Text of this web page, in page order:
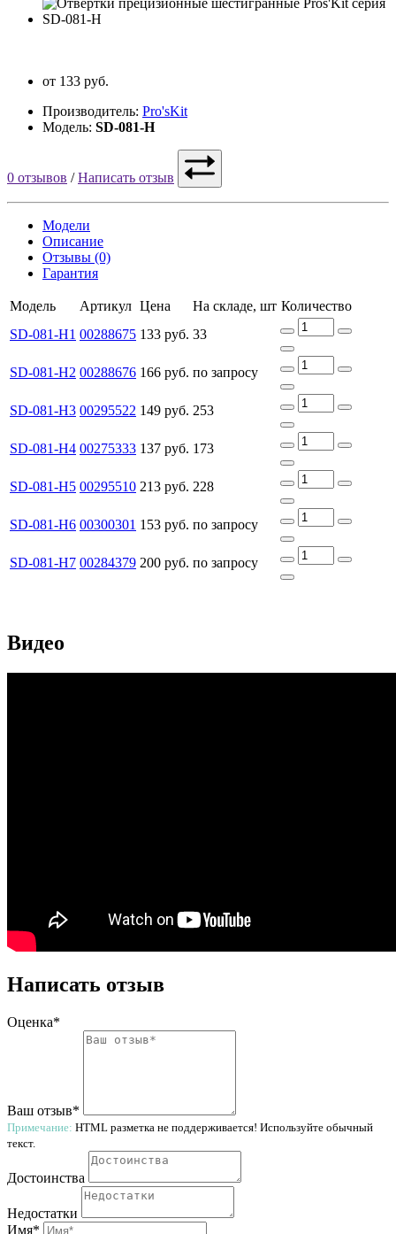
от 133 руб.
Производитель: Pro'sKit
Модель: SD-081-H
0 отзывов /Написать отзыв
Модели
Описание
Отзывы (0)
Гарантия
Модель Артикул Цена На складе, шт Количество
SD-081-H1 00288675 133 руб. 33
SD-081-H2 00288676 166 руб. по запросу
SD-081-H3 00295522 149 руб. 253
SD-081-H4 00275333 137 руб. 173
SD-081-H5 00295510 213 руб. 228
SD-081-H6 00300301 153 руб. по запросу
SD-081-H7 00284379 200 руб. по запросу
Видео
Написать отзыв
Оценка*
Ваш отзыв*
Примечание: HTML разметка не поддерживается! Используйте обычный
текст.
Достоинства
Недостатки
Имя*